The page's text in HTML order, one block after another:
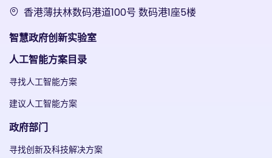
香港薄扶林数码港道100号 数码港1座5楼
智慧政府创新实验室
人工智能方案目录
寻找人工智能方案
建议人工智能方案
政府部门
寻找创新及科技解决方案